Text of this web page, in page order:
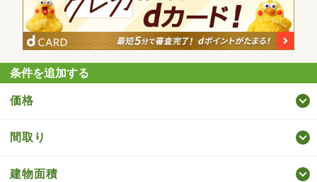
条件を追加する
価格
間取り
建物面積